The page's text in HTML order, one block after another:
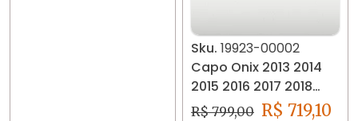
Sku. 19923-00002
Capo Onix 2013 2014
2015 2016 2017 2018
19923
R$ 799,00 R$ 719,10